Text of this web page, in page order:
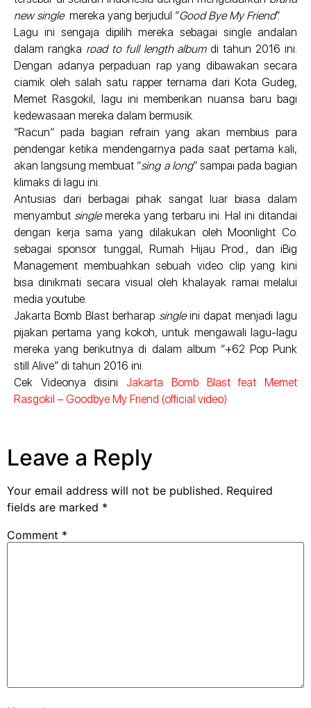
new single mereka yang berjudul “Good Bye My Friend”.
Lagu ini sengaja dipilih mereka sebagai single andalan
dalam rangka road to full length albumdi tahun 2016 ini.
Dengan adanya perpaduan rap yang dibawakan secara
ciamik oleh salah satu rapper ternama dari Kota Gudeg,
Memet Rasgokil, lagu ini memberikan nuansa baru bagi
kedewasaan mereka dalam bermusik.
“Racun” pada bagian refrain yang akan membius para
pendengar ketika mendengarnya pada saat pertama kali,
akan langsung membuat “sing a long” sampai pada bagian
klimaks di lagu ini.
Antusias dari berbagai pihak sangat luar biasa dalam
menyambut singlemereka yang terbaru ini. Hal ini ditandai
dengan kerja sama yang dilakukan oleh Moonlight Co.
sebagai sponsor tunggal, Rumah Hijau Prod., dan iBig
Management membuahkan sebuah video clip yang kini
bisa dinikmati secara visual oleh khalayak ramai melalui
media youtube.
Jakarta Bomb Blast berharap singleini dapat menjadi lagu
pijakan pertama yang kokoh, untuk mengawali lagu-lagu
mereka yang berikutnya di dalam album “+62 Pop Punk
still Alive” di tahun 2016 ini.
Cek Videonya disini Jakarta Bomb Blast feat Memet
Rasgokil – Goodbye My Friend (official video)
Leave a Reply
Your email address will not be published. Required
fields are marked *
Comment *